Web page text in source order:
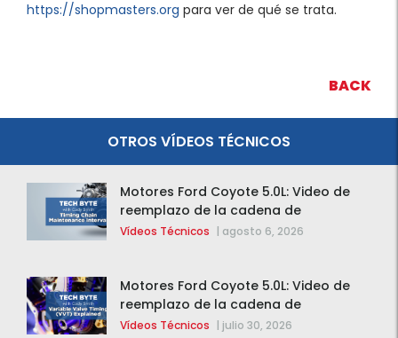
https://shopmasters.org para ver de qué se trata.
BACK
OTROS VÍDEOS TÉCNICOS
Motores Ford Coyote 5.0L: Video de
reemplazo de la cadena de
distribución de la F-150 2015 – 2020
Vídeos Técnicos | agosto 6, 2026
Motores Ford Coyote 5.0L: Video de
reemplazo de la cadena de
distribución de la F-150 2015 – 2020
Vídeos Técnicos | julio 30, 2026